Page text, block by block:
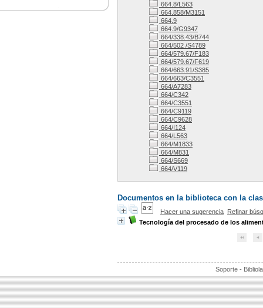
664.8/L563
664.858/M3151
664.9
664.9/G9347
664/338.43/B744
664/502 /S4789
664/579.67/F183
664/579.67/F619
664/663.91/S385
664/663/C3551
664/A7283
664/C342
664/C3551
664/C9119
664/C9628
664/I124
664/L563
664/M1833
664/M831
664/S669
664/V119
Documentos en la biblioteca con la
Hacer una sugerencia Refinar
Tecnología del procesado de los
Soporte -